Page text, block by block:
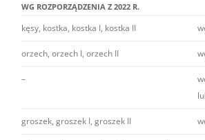
WG ROZPORZĄDZENIA Z 2022 R.
kęsy, kostka, kostka I, kostka II
orzech, orzech I, orzech II
–
groszek, groszek I, groszek II